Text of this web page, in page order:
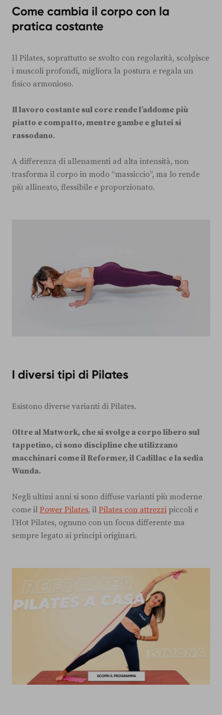
Come cambia il corpo con la
pratica costante
Il Pilates, soprattutto se svolto con regolarità, scolpisce
i muscoli profondi, migliora la postura e regala un
fisico armonioso.
Il lavoro costante sul core rende l’addome più
piatto e compatto, mentre gambe e glutei si
rassodano.
A differenza di allenamenti ad alta intensità, non
trasforma il corpo in modo “massiccio”, ma lo rende
più allineato, flessibile e proporzionato.
I diversi tipi di Pilates
Esistono diverse varianti di Pilates.
Oltre al Matwork, che si svolge a corpo libero sul
tappetino, ci sono discipline che utilizzano
macchinari come il Reformer, il Cadillac e la sedia
Wunda.
Negli ultimi anni si sono diffuse varianti più moderne
come il Power Pilates, il Pilates con attrezzi piccoli e
l’Hot Pilates, ognuno con un focus differente ma
sempre legato ai principi originari.